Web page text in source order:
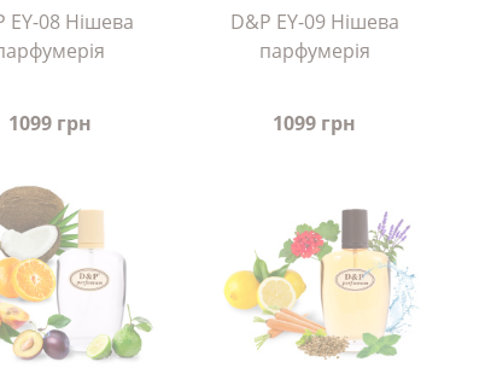
EY-08 Нішева
1099 грн
D&P EY-09 Нішева
парфумерія
1099 грн